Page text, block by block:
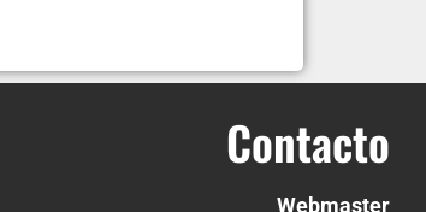
Contacto
Webmaster